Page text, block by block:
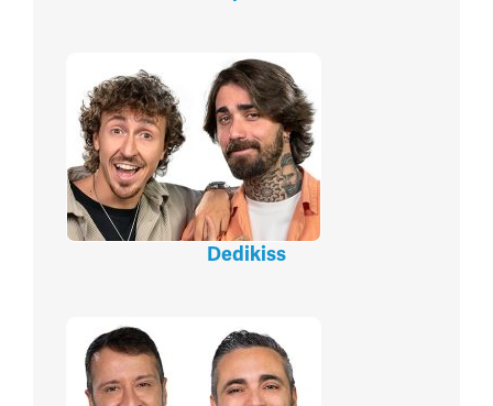
Dedikiss